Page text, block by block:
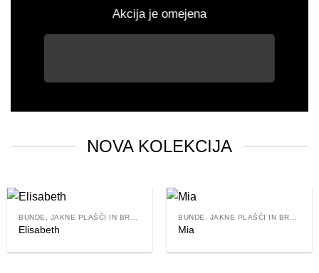
Akcija je omejena
NOVA KOLEKCIJA
Elisabeth Mia